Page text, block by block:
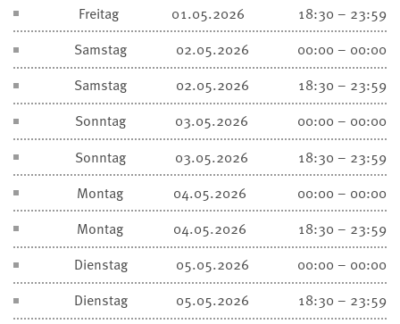
Freitag 01.05.2026
18:30 – 23:59
Samstag
02.05.2026
00:00 – 00:00
Samstag
02.05.2026
18:30 – 23:59
Sonntag
03.05.2026
00:00 – 00:00
Sonntag
03.05.2026
18:30 – 23:59
Montag
04.05.2026
00:00 – 00:00
Montag
04.05.2026
18:30 – 23:59
Dienstag
05.05.2026
00:00 – 00:00
Dienstag
05.05.2026
18:30 – 23:59